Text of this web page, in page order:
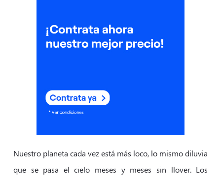
Nuestro planeta cada vez está más loco, lo mismo diluvia
que se pasa el cielo meses y meses sin llover. Los